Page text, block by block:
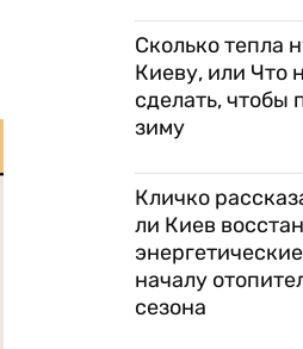
Сколько тепла
Киеву, или Что
сделать, чтобы
зиму
Кличко
ли Киев
началу
сезона